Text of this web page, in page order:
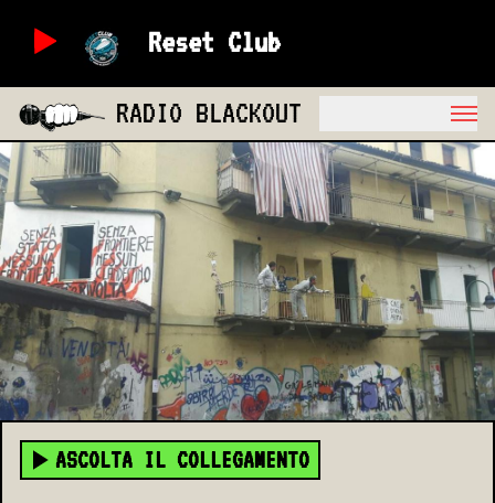
Reset Club
RADIO BLACKOUT
ASCOLTA IL COLLEGAMENTO